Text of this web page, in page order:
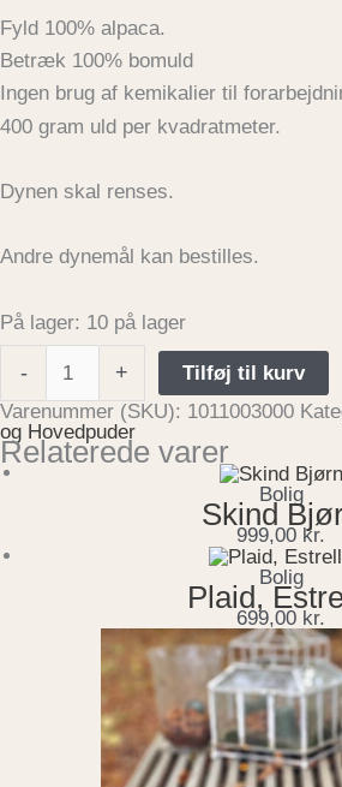
Fyld 100% alpaca.
Betræk 100% bomuld
Ingen brug af kemikalier til
400 gram uld per kvadratmeter.
Dynen skal renses.
Andre dynemål kan bestilles.
På lager: 10 på lager
- +
Tilføj til kurv
Varenummer (SKU): 1011003000
og Hovedpuder
Relaterede varer
Bolig
Skind
999,00 kr.
Bolig
Plaid,
699,00 kr.